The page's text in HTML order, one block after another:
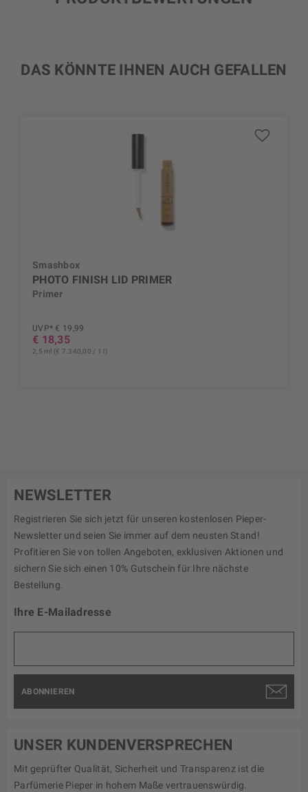
DAS KÖNNTE IHNEN AUCH GEFALLEN
Smashbox
PHOTO FINISH LID PRIMER
Primer
UVP* € 19,99
€ 18,35
2,5 ml (€ 7.340,00 / 1 l)
NEWSLETTER
Registrieren Sie sich jetzt für unseren kostenlosen Pieper-
Newsletter und seien Sie immer auf dem neusten Stand!
Profitieren Sie von tollen Angeboten, exklusiven Aktionen und
sichern Sie sich einen 10% Gutschein für Ihre nächste
Bestellung.
Ihre E-Mailadresse
ABONNIEREN
UNSER KUNDENVERSPRECHEN
Mit geprüfter Qualität, Sicherheit und Transparenz ist die
Parfümerie Pieper in hohem Maße vertrauenswürdig.